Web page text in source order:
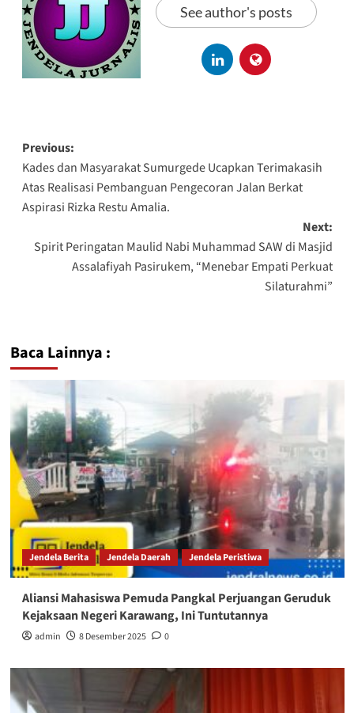
See author's posts
Previous:
Kades dan Masyarakat Sumurgede Ucapkan Terimakasih
Atas Realisasi Pembanguan Pengecoran Jalan Berkat
Aspirasi Rizka Restu Amalia.
Next:
Spirit Peringatan Maulid Nabi Muhammad SAW di Masjid
Assalafiyah Pasirukem, “Menebar Empati Perkuat
Silaturahmi”
Baca Lainnya :
Jendela Berita Jendela Daerah Jendela Peristiwa
Aliansi Mahasiswa Pemuda Pangkal Perjuangan Geruduk
Kejaksaan Negeri Karawang, Ini Tuntutannya
admin 8 Desember 2025 0